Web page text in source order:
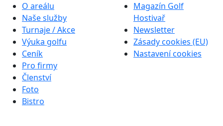
O areálu
Naše služby
Turnaje / Akce
Výuka golfu
Ceník
Pro firmy
Členství
Foto
Bistro
Magazín Golf
Hostivař
Newsletter
Zásady cookies (EU)
Nastavení cookies